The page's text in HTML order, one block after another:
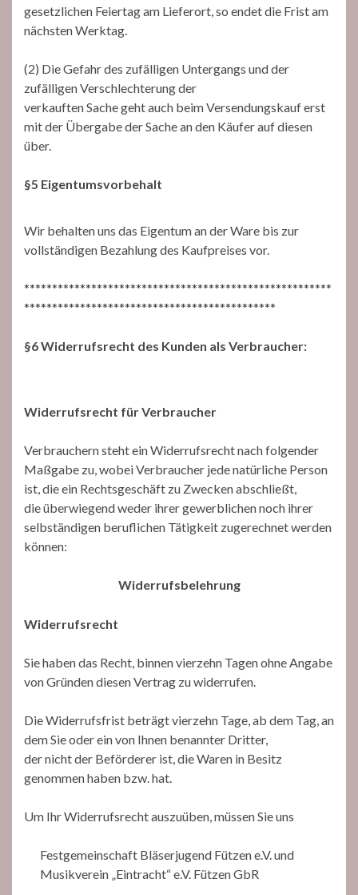
gesetzlichen Feiertag am Lieferort, so endet die Frist am
nächsten Werktag.
(2) Die Gefahr des zufälligen Untergangs und der
zufälligen Verschlechterung der
verkauften Sache geht auch beim Versendungskauf erst
mit der Übergabe der Sache an den Käufer auf diesen
über.
§5 Eigentumsvorbehalt
Wir behalten uns das Eigentum an der Ware bis zur
vollständigen Bezahlung des Kaufpreises vor.
*******************************************************
*********************************************
§6 Widerrufsrecht des Kunden als Verbraucher:
Widerrufsrecht für Verbraucher
Verbrauchern steht ein Widerrufsrecht nach folgender
Maßgabe zu, wobei Verbraucher jede natürliche Person
ist, die ein Rechtsgeschäft zu Zwecken abschließt,
die überwiegend weder ihrer gewerblichen noch ihrer
selbständigen beruflichen Tätigkeit zugerechnet werden
können:
Widerrufsbelehrung
Widerrufsrecht
Sie haben das Recht, binnen vierzehn Tagen ohne Angabe
von Gründen diesen Vertrag zu widerrufen.
Die Widerrufsfrist beträgt vierzehn Tage, ab dem Tag, an
dem Sie oder ein von Ihnen benannter Dritter,
der nicht der Beförderer ist, die Waren in Besitz
genommen haben bzw. hat.
Um Ihr Widerrufsrecht auszuüben, müssen Sie uns
Festgemeinschaft Bläserjugend Fützen e.V. und
Musikverein „Eintracht“ e.V. Fützen GbR